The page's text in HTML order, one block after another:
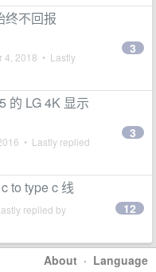
终不回报
4, 2018 • Lastly
3
的 LG 4K 显示
• Lastly replied
3
to type c 线
replied by 12
About · Language